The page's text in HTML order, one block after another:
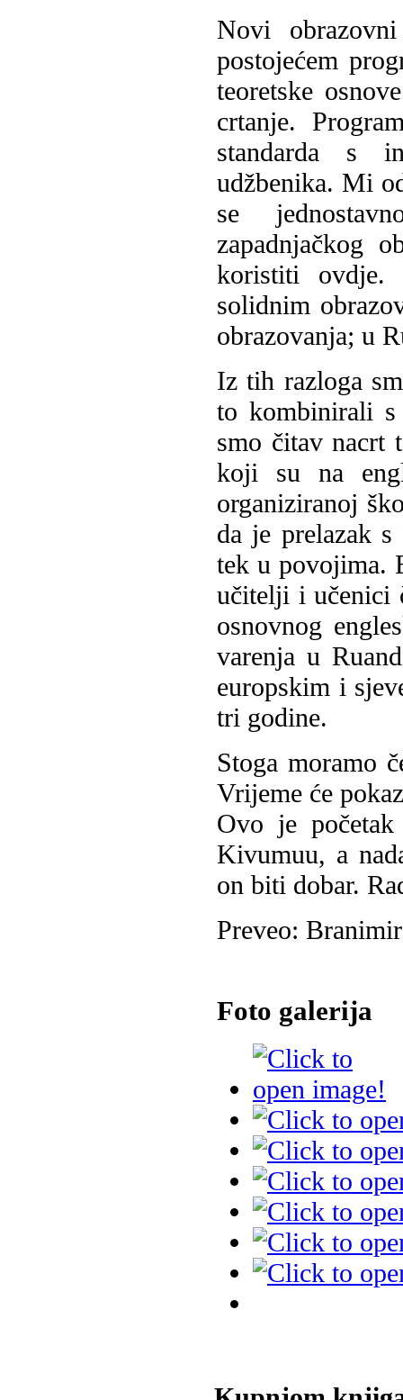
Novi
postojećem
teoretske
crtanje.
standarda s
udžbenika. Mi
se
zapadnjačkog
koristiti ovdje.
solidnim
obrazovanja; u
Iz tih razloga
to kombinirali s
smo čitav nacrt
koji su na
organiziranoj
da je prelazak
tek u povojima.
učitelji i učenici
osnovnog
varenja u
europskim i
tri godine.
Stoga moramo
Vrijeme će
Ovo je početak
Kivumuu, a
on biti dobar.
Preveo:
Foto galerija